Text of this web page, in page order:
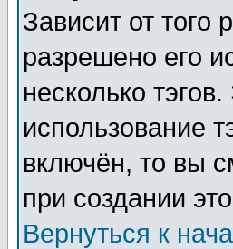
Зависит от
разрешено его
несколько
использование
включён, то вы
при создании
Вернуться к